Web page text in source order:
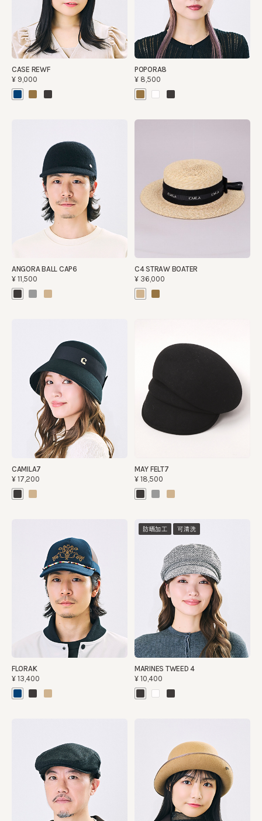
CASE REWF
¥9,000
POPORA8
¥8,500
ANGORA BALL CAP6
¥11,500
C4 STRAW BOATER
¥36,000
CAMILA7
¥17,200
MAY FELT7
¥18,500
FLORAK
¥13,400
防晒加工 可清洗
MARINES TWEED 4
¥10,400